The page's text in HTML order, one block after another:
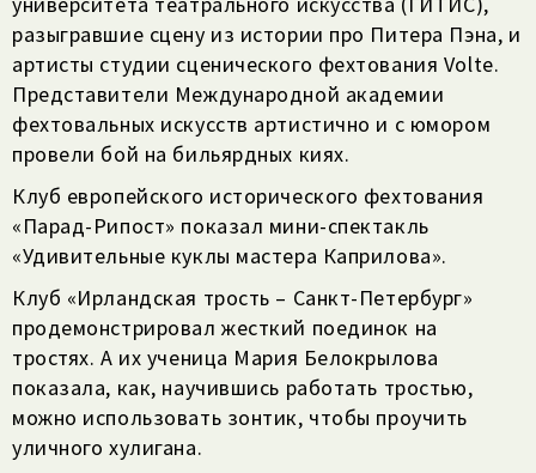
разыгравшие сцену из истории про Питера Пэна, и
артисты студии сценического фехтования Volte.
Представители Международной академии
фехтовальных искусств артистично и с юмором
провели бой на бильярдных киях.
Клуб европейского исторического фехтования
«Парад-Рипост» показал мини-спектакль
«Удивительные куклы мастера Каприлова».
Клуб «Ирландская трость – Санкт-Петербург»
продемонстрировал жесткий поединок на
тростях. А их ученица Мария Белокрылова
показала, как, научившись работать тростью,
можно использовать зонтик, чтобы проучить
уличного хулигана.